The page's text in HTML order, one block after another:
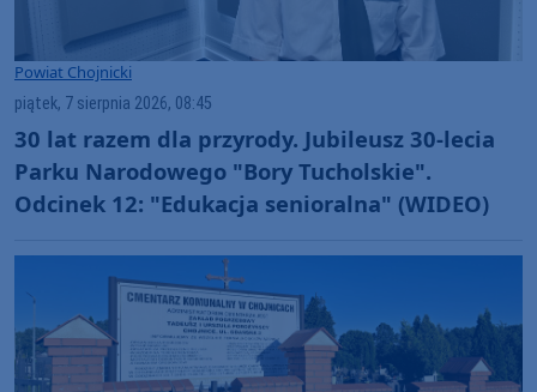
Powiat Chojnicki
piątek, 7 sierpnia 2026, 08:45
30 lat razem dla przyrody. Jubileusz 30-lecia
Parku Narodowego "Bory Tucholskie".
Odcinek 12: "Edukacja senioralna" (WIDEO)